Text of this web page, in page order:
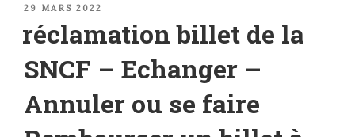
PUBLIÉ
29 MARS 2022
réclamation billet de la
SNCF – Echanger –
Annuler ou se faire